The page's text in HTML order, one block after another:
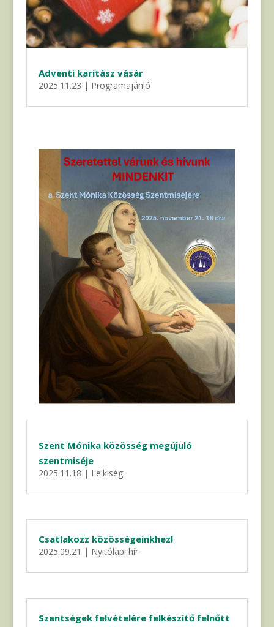
Adventi karitász vásár
2025.11.23 | Programajánló
Szent Mónika közösség megújuló
szentmiséje
2025.11.18 | Lelkiség
Csatlakozz közösségeinkhez!
2025.09.21 | Nyitólapi hír
Szentségek felvételére felkészítő felnőtt